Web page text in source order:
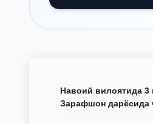
Навоий вилоятида
Зарафшон дарёсида